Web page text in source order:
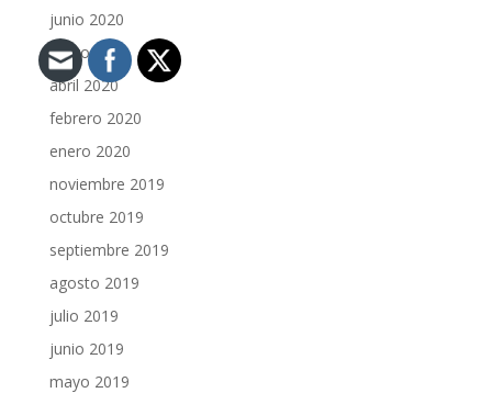
junio 2020
mayo 2020
abril 2020
febrero 2020
enero 2020
noviembre 2019
octubre 2019
septiembre 2019
agosto 2019
julio 2019
junio 2019
mayo 2019